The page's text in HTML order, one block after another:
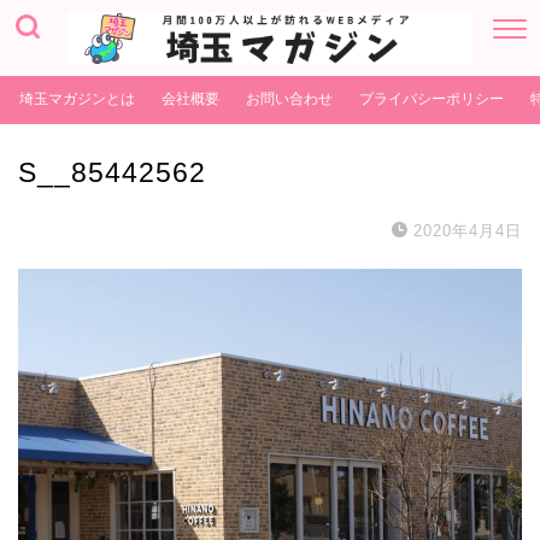
埼玉マガジンとは 会社概要 お問い合わせ プライバシーポリシー
S__85442562
2020年4月4日